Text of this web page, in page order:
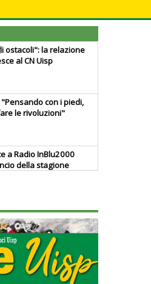
ostacoli": la relazione
al CN Uisp
con i piedi,
le rivoluzioni"
a Radio InBlu2000
della stagione
specificità"
Uisp rallenta ma
in estate